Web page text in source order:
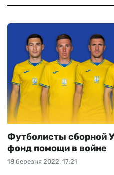
18 березня 2022, 17:21
Футболисты сборной
фонд помощи в войне